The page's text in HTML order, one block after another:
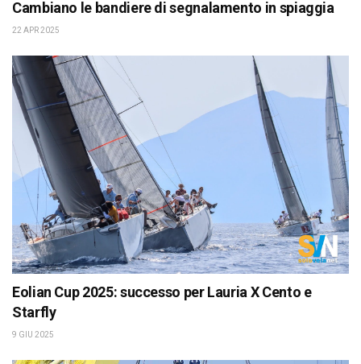
Cambiano le bandiere di segnalamento in spiaggia
22 APR 2025
Eolian Cup 2025: successo per Lauria X Cento e
Starfly
9 GIU 2025